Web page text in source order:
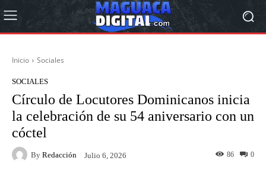
Inicio Sociales
SOCIALES
Círculo de Locutores Dominicanos inicia
la celebración de su 54 aniversario con un
cóctel
By Redacción Julio 6, 2026 0
86